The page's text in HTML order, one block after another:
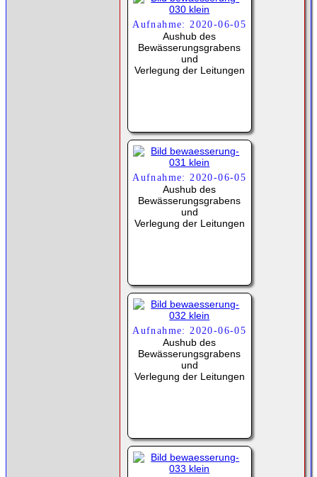
Aufnahme: 2020-06-05
Aushub des
Bewässerungsgrabens
und
Verlegung der Leitungen
Aufnahme: 2020-06-05
Aushub des
Bewässerungsgrabens
und
Verlegung der Leitungen
Aufnahme: 2020-06-05
Aushub des
Bewässerungsgrabens
und
Verlegung der Leitungen